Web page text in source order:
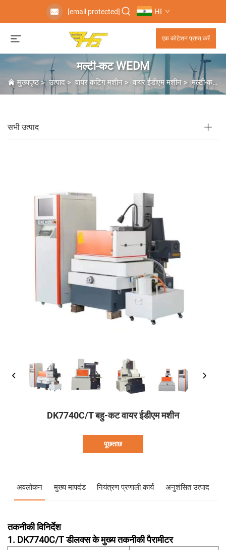
[email protected] HI
एक कोटेशन प्राप्त करें
मल्टी-कट WEDM
मुख्यपृष्ठ> उत्पाद> वायर कटिंग मशीन > वायर ईडीएम मशीन > मल्टी-कट WEDM
सभी उत्पाद
DK7740C/T बहु-कट वायर ईडीएम मशीन
पूछताछ
अवलोकन मुख्य मापदंड नियंत्रण प्रणाली कार्य अनुशंसित उत्पाद
तकनीकी विनिर्देश
1. DK7740C/T डीलक्स के मुख्य तकनीकी पैरामीटर